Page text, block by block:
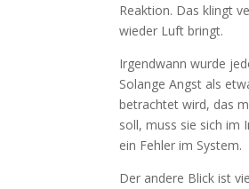
Reaktion. Das klingt
wieder Luft bringt.
Irgendwann wurde
Solange Angst als
betrachtet wird, das
soll, muss sie sich im
ein Fehler im System.
Der andere Blick ist